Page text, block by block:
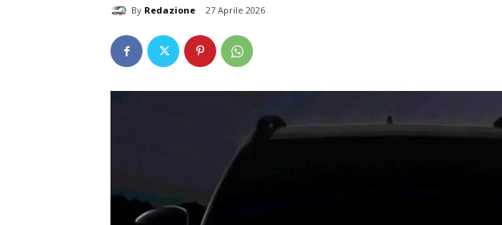
By Redazione 27 Aprile 2026